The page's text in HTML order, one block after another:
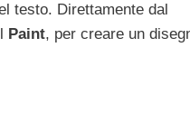
testo. Direttamente dal
Paint, per creare un